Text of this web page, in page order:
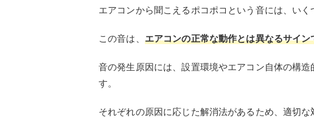
エアコンから聞こえるポコポコという音には、いく
この音は、 エアコンの正常な動作とは異なるサイン
音の発生原因には、設置環境やエアコン自体の構
す。
それぞれの原因に応じた解消法があるため、適切